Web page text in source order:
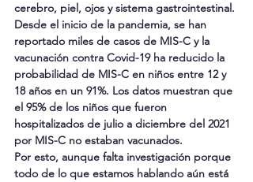
cerebro, piel, ojos y sistema gastrointestinal.
Desde el inicio de la pandemia, se han
reportado miles de casos de MIS-C y la
vacunación contra Covid-19 ha reducido la
probabilidad de MIS-C en niños entre 12 y
18 años en un 91%. Los datos muestran que
el 95% de los niños que fueron
hospitalizados de julio a diciembre del 2021
por MIS-C no estaban vacunados.
Por esto, aunque falta investigación porque
todo de lo que estamos hablando aún está